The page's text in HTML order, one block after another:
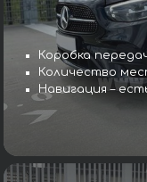
Коробка
Количество
Навигация –